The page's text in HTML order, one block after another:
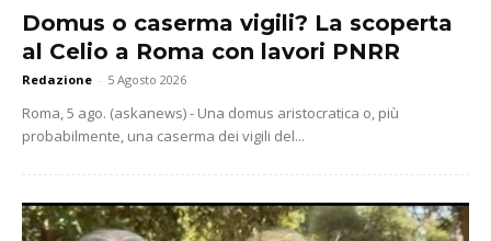
Domus o caserma vigili? La scoperta
al Celio a Roma con lavori PNRR
Redazione - 5 Agosto 2026
Roma, 5 ago. (askanews) - Una domus aristocratica o, più
probabilmente, una caserma dei vigili del...